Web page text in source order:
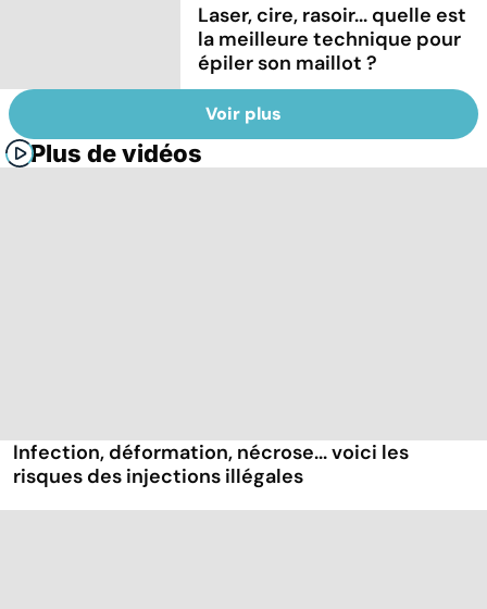
Laser, cire, rasoir... quelle est
la meilleure technique pour
épiler son maillot ?
Voir plus
Plus de vidéos
Infection, déformation, nécrose... voici les
risques des injections illégales